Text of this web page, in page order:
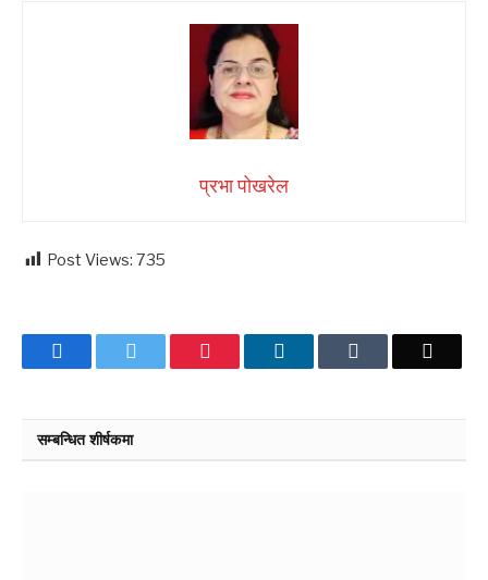
प्रभा पोखरेल
Post Views: 735
Facebook Pinterest LinkedIn
सम्बन्धित शीर्षकमा